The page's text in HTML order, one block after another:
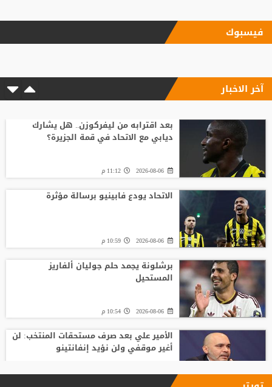
فيسبوك
آخر الاخبار
بعد اقترابه من ليفركوزن.. هل يشارك
ديابي مع الاتحاد في قمة الجزيرة؟
2026-08-06 11:12 م
الاتحاد يودع فابينيو برسالة مؤثرة
2026-08-06 10:59 م
برشلونة يجمد حلم جوليان ألفاريز
المستحيل
2026-08-06 10:54 م
الأمير علي بعد صرف مستحقات المنتخب: لن
أغير موقفي ولن نؤيد إنفانتينو